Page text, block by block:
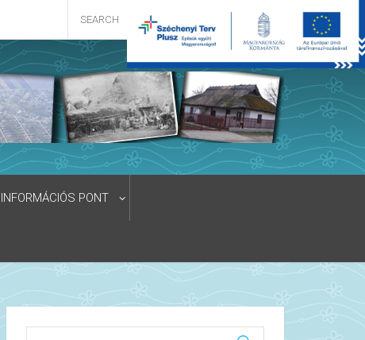
INFORMÁCIÓS PONT